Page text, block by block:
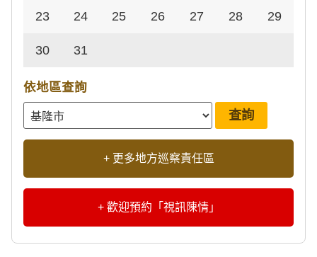
23 24 25 26 27 28 29
30 31
依地區查詢
+ 更多地方巡察責任區
+ 歡迎預約「視訊陳情」